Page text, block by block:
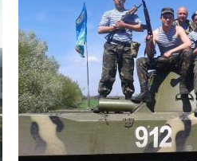
То, что большая часть помощи,
Россия «молодым республикам»,
способом в карманах так
секрет. То, что большая часть
предоставляет Россия